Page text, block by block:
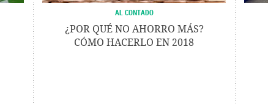
AL CONTADO
¿POR QUÉ NO AHORRO MÁS?
CÓMO HACERLO EN 2018